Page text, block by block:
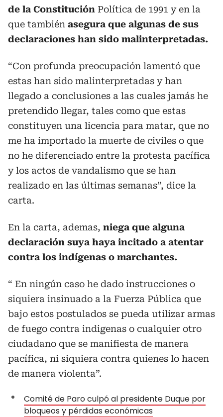
de la Constitución Política de 1991 y en la
que también asegura que algunas de sus
declaraciones han sido malinterpretadas.
“Con profunda preocupación lamentó que
estas han sido malinterpretadas y han
llegado a conclusiones a las cuales jamás he
pretendido llegar, tales como que estas
constituyen una licencia para matar, que no
me ha importado la muerte de civiles o que
no he diferenciado entre la protesta pacífica
y los actos de vandalismo que se han
realizado en las últimas semanas”, dice la
carta.
En la carta, ademas, niega que alguna
declaración suya haya incitado a atentar
contra los indígenas o marchantes.
“ En ningún caso he dado instrucciones o
siquiera insinuado a la Fuerza Pública que
bajo estos postulados se pueda utilizar armas
de fuego contra indigenas o cualquier otro
ciudadano que se manifiesta de manera
pacífica, ni siquiera contra quienes lo hacen
de manera violenta”.
Comité de Paro culpó al presidente Duque por
bloqueos y pérdidas económicas